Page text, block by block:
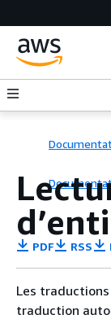
PDF RSS
Les
traduction